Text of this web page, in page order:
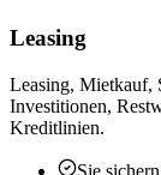
Leasing
Leasing, Mietkauf,
Investitionen,
Kreditlinien.
Sie